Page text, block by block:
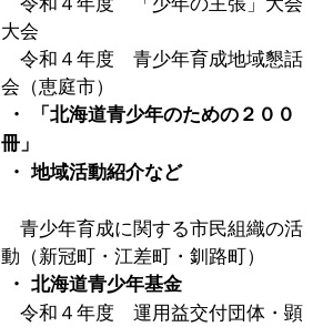
大会
令和４年度 青少年育成地域懇話
会（恵庭市）
・ 「北海道青少年のための２００
冊」
・ 地域活動紹介など
青少年育成に関する市民組織の活
動（新冠町・江差町・釧路町）
・ 北海道青少年基金
令和４年度 運用益交付団体・顕